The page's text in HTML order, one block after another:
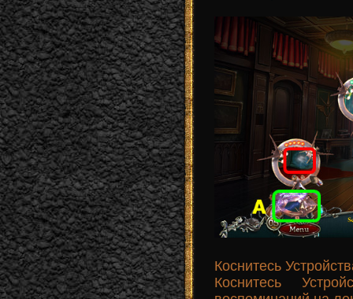
Коснитесь
Коснитесь